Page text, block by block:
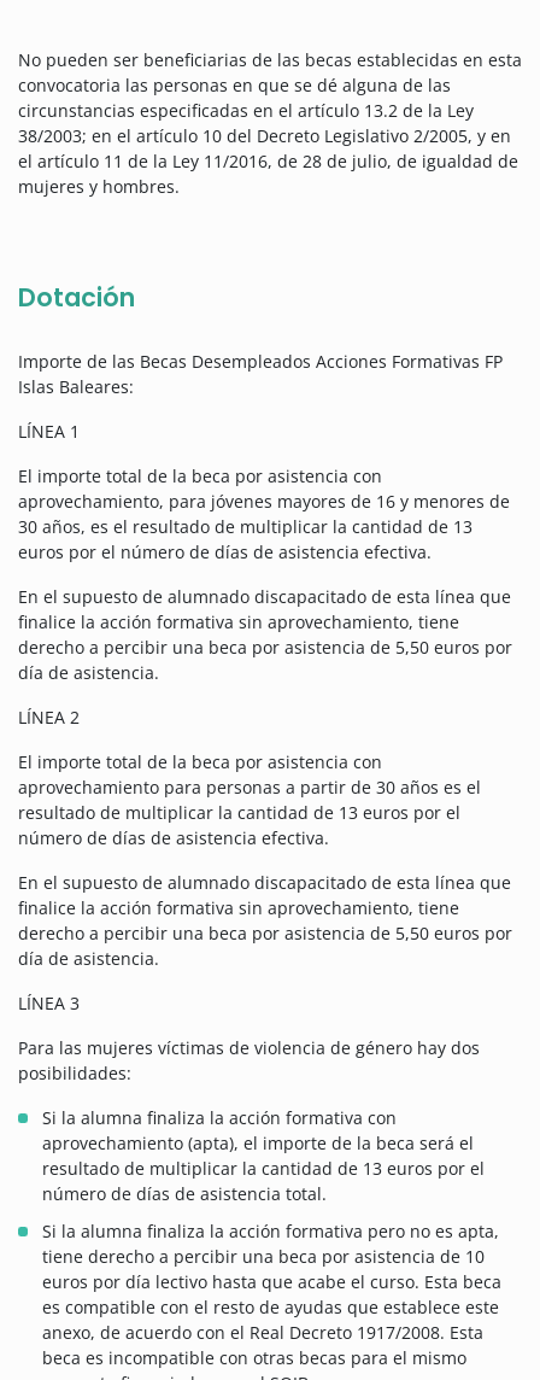
No pueden ser beneficiarias de las becas establecidas en esta
convocatoria las personas en que se dé alguna de las
circunstancias especificadas en el artículo 13.2 de la Ley
38/2003; en el artículo 10 del Decreto Legislativo 2/2005, y en
el artículo 11 de la Ley 11/2016, de 28 de julio, de igualdad de
mujeres y hombres.
Dotación
Importe de las Becas Desempleados Acciones Formativas FP
Islas Baleares:
LÍNEA 1
El importe total de la beca por asistencia con
aprovechamiento, para jóvenes mayores de 16 y menores de
30 años, es el resultado de multiplicar la cantidad de 13
euros por el número de días de asistencia efectiva.
En el supuesto de alumnado discapacitado de esta línea que
finalice la acción formativa sin aprovechamiento, tiene
derecho a percibir una beca por asistencia de 5,50 euros por
día de asistencia.
LÍNEA 2
El importe total de la beca por asistencia con
aprovechamiento para personas a partir de 30 años es el
resultado de multiplicar la cantidad de 13 euros por el
número de días de asistencia efectiva.
En el supuesto de alumnado discapacitado de esta línea que
finalice la acción formativa sin aprovechamiento, tiene
derecho a percibir una beca por asistencia de 5,50 euros por
día de asistencia.
LÍNEA 3
Para las mujeres víctimas de violencia de género hay dos
posibilidades:
Si la alumna finaliza la acción formativa con
aprovechamiento (apta), el importe de la beca será el
resultado de multiplicar la cantidad de 13 euros por el
número de días de asistencia total.
Si la alumna finaliza la acción formativa pero no es apta,
tiene derecho a percibir una beca por asistencia de 10
euros por día lectivo hasta que acabe el curso. Esta beca
es compatible con el resto de ayudas que establece este
anexo, de acuerdo con el Real Decreto 1917/2008. Esta
beca es incompatible con otras becas para el mismo